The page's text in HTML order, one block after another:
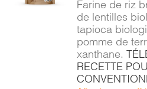
DÉTAILS
Farine de riz
de lentilles
tapioca
pomme de
xanthane.
RECETTE